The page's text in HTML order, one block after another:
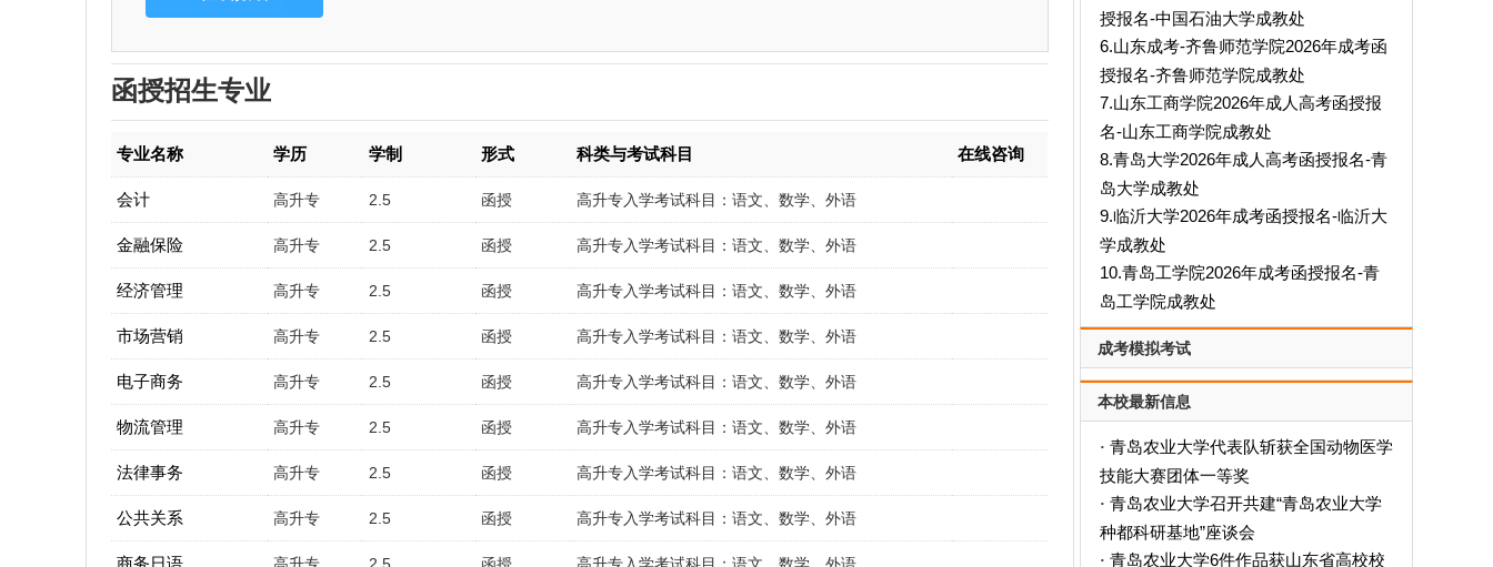
函授招生专业
专业名称 学历 学制 形式 科类与考试科目 在线咨询
会计 高升专 2.5 函授 高升专入学考试科目：语文、数学、外语
金融保险 高升专 2.5 函授 高升专入学考试科目：语文、数学、外语
经济管理 高升专 2.5 函授 高升专入学考试科目：语文、数学、外语
市场营销 高升专 2.5 函授 高升专入学考试科目：语文、数学、外语
电子商务 高升专 2.5 函授 高升专入学考试科目：语文、数学、外语
物流管理 高升专 2.5 函授 高升专入学考试科目：语文、数学、外语
法律事务 高升专 2.5 函授 高升专入学考试科目：语文、数学、外语
公共关系 高升专 2.5 函授 高升专入学考试科目：语文、数学、外语
商务日语
授报名-中国石油大学成教处
6.山东成考-齐鲁师范学院2026年成考函
授报名-齐鲁师范学院成教处
7.山东工商学院2026年成人高考函授报
名-山东工商学院成教处
8.青岛大学2026年成人高考函授报名-青
岛大学成教处
9.临沂大学2026年成考函授报名-临沂大
学成教处
10.青岛工学院2026年成考函授报名-青
岛工学院成教处
成考模拟考试
本校最新信息
· 青岛农业大学代表队斩获全国动物医学
技能大赛团体一等奖
· 青岛农业大学召开共建“青岛农业大学
种都科研基地”座谈会
· 青岛农业大学6件作品获山东省高校校